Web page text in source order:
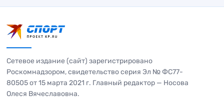
Сетевое издание (сайт) зарегистрировано
Роскомнадзором, свидетельство серия Эл № ФС77-
80505 от 15 марта 2021 г. Главный редактор — Носова
Олеся Вячеславовна.